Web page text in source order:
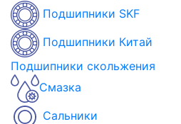
Подшипники SKF
Подшипники Китай
Подшипники скольжения
Смазка
Сальники